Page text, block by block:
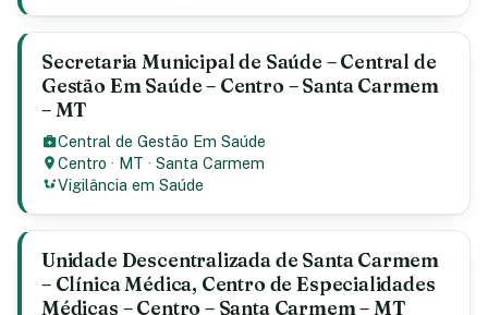
Secretaria Municipal de Saúde – Central de
Gestão Em Saúde – Centro – Santa Carmem
– MT
Central de Gestão Em Saúde
Centro · MT ·Santa Carmem
Vigilância em Saúde
Unidade Descentralizada de Santa Carmem
– Clínica Médica, Centro de Especialidades
Médicas – Centro – Santa Carmem – MT